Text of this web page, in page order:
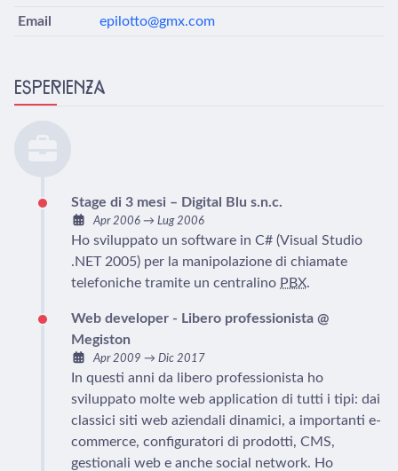
Email epilotto@gmx.com
ESPERIENZA
Stage di 3 mesi – Digital Blu s.n.c.
Apr 2006→ Lug 2006
Ho sviluppato un software in C# (Visual Studio
.NET 2005) per la manipolazione di chiamate
telefoniche tramite un centralino PBX.
Web developer - Libero professionista @
Megiston
Apr 2009 → Dic 2017
In questi anni da libero professionista ho
sviluppato molte web application di tutti i tipi: dai
classici siti web aziendali dinamici, a importanti e-
commerce, configuratori di prodotti, CMS,
gestionali web e anche social network. Ho